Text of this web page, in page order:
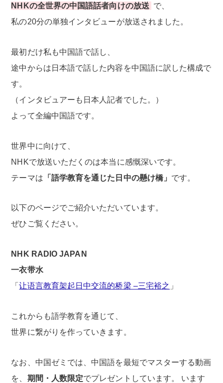
NHKの全世界の中国語話者向けの放送 で、
私の20分の単独インタビューが放送されました。
最初だけ私も中国語で話し、
途中からは日本語で話した内容を中国語に訳した構成で
す。
（インタビュアーも日本人記者でした。）
よって全編中国語です。
世界中に向けて、
NHKで放送いただくのは本当に感慨深いです。
テーマは 「語学教育を通じた日中の懸け橋」 です。
以下のページでご紹介いただいています。
ぜひご覧ください。
NHK RADIO JAPAN
一衣带水
「让语言教育架起日中交流的桥梁 –三宅裕之 」
これからも語学教育を通じて、
世界に繋がりを作っていきます。
なお、中国ゼミでは、中国語を最短でマスターする動画
を、 期間・人数限定でプレゼントしています。 います